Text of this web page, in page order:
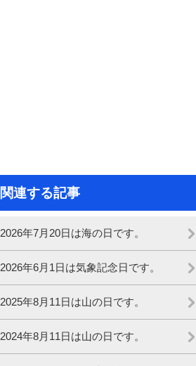
関連する記事
2026年7月20日は海の日です。
2026年6月1日は気象記念日です。
2025年8月11日は山の日です。
2024年8月11日は山の日です。